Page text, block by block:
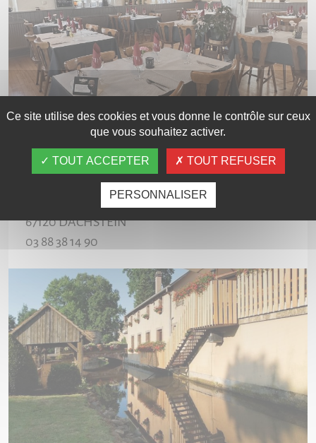
67120DACHSTEIN
03 88 38 14 90
Ce site utilise des cookies et vous donne le contrôle sur ceux
que vous souhaitez activer.
TOUT ACCEPTER TOUT REFUSER
PERSONNALISER